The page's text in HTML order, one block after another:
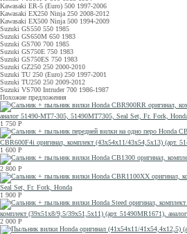
Kawasaki ER-5 (Euro) 500 1997-2006
Kawasaki EX250 Ninja 250 2008-2012
Kawasaki EX500 Ninja 500 1994-2009
Suzuki GS550 550 1985
Suzuki GS650M 650 1983
Suzuki GS700 700 1985
Suzuki GS750E 750 1983
Suzuki GS750ES 750 1983
Suzuki GZ250 250 2000-2010
Suzuki TU 250 (Euro) 250 1997-2001
Suzuki TU250 250 2009-2012
Suzuki VS700 Intruder 700 1986-1987
Похожие предложения
аналог 51490-MT7-305, 51490MT7305, Seal Set, Fr. Fork,
1 750 Р
CBR600F4i оригинал, комплект (43x54x11/43x54,5x13) (арт.
1 600 Р
2 800 Р
Seal Set, Fr. Fork, Honda
1 900 Р
комплект (39x51x8/9,5/39x51,5x11) (арт. 51490MR1671),
2 000 Р